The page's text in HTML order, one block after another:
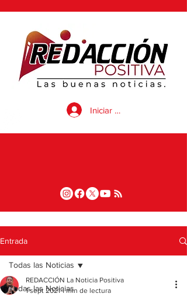
Iniciar sesión
Entrada
Todas las Noticias
Todas las Noticias
REDACCIÓN La Noticia Positiva
1 sept 2021 1 min de lectura